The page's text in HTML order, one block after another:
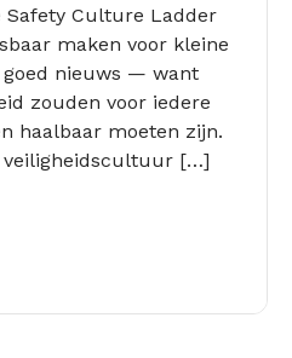
Culture Ladder
maken voor kleine
goed nieuws — want
zouden voor iedere
haalbaar moeten zijn.
veiligheidscultuur […]